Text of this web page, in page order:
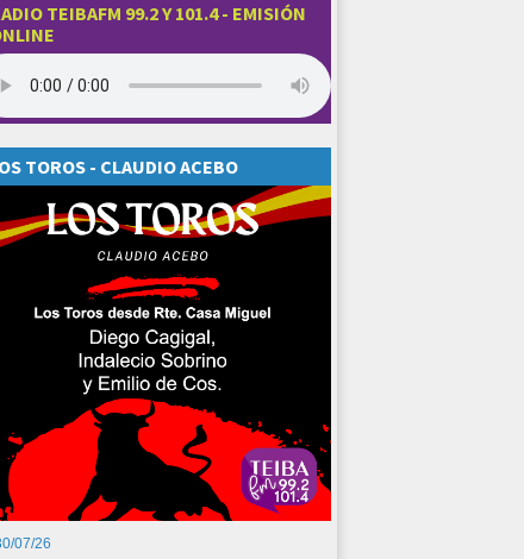
TEIBAFM 99.2 Y 101.4 - EMISIÓN
TOROS - CLAUDIO ACEBO
07/26